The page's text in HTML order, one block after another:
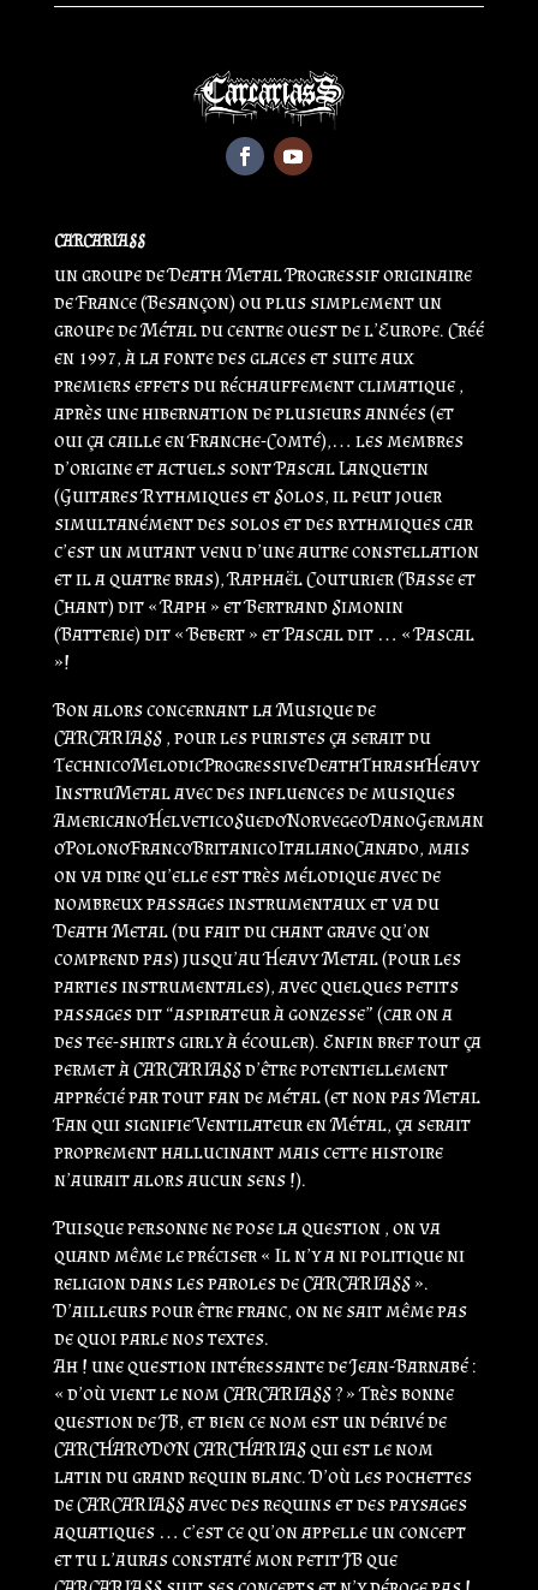
CARCARIASS
un groupe de Death Metal Progressif originaire
de France (Besançon) ou plus simplement un
groupe de Métal du centre ouest de l’Europe. Créé
en 1997, à la fonte des glaces et suite aux
premiers effets du réchauffement climatique ,
après une hibernation de plusieurs années (et
oui ça caille en Franche-Comté),… les membres
d’origine et actuels sont Pascal Lanquetin
(Guitares Rythmiques et Solos, il peut jouer
simultanément des solos et des rythmiques car
c’est un mutant venu d’une autre constellation
et il a quatre bras), Raphaël Couturier (Basse et
Chant) dit « Raph » et Bertrand Simonin
(Batterie) dit « Bebert » et Pascal dit … « Pascal
»!
Bon alors concernant la Musique de
CARCARIASS , pour les puristes ça serait du
TechnicoMelodicProgressiveDeathThrashHeavy
InstruMetal avec des influences de musiques
AmericanoHelveticoSuedoNorvegeoDanoGerman
oPolonoFrancoBritanicoItalianoCanado, mais
on va dire qu’elle est très mélodique avec de
nombreux passages instrumentaux et va du
Death Metal (du fait du chant grave qu’on
comprend pas) jusqu’au Heavy Metal (pour les
parties instrumentales), avec quelques petits
passages dit “aspirateur à gonzesse” (car on a
des tee-shirts girly à écouler). Enfin bref tout ça
permet à CARCARIASS d’être potentiellement
apprécié par tout fan de métal (et non pas Metal
Fan qui signifie Ventilateur en Métal, ça serait
proprement hallucinant mais cette histoire
n’aurait alors aucun sens !).
Puisque personne ne pose la question , on va
quand même le préciser « Il n’y a ni politique ni
religion dans les paroles de CARCARIASS ».
D’ailleurs pour être franc, on ne sait même pas
de quoi parle nos textes.
Ah ! une question intéressante de Jean-Barnabé :
« d’où vient le nom CARCARIASS ? » Très bonne
question de JB, et bien ce nom est un dérivé de
CARCHARODON CARCHARIAS qui est le nom
latin du grand requin blanc. D’où les pochettes
de CARCARIASS avec des requins et des paysages
aquatiques … c’est ce qu’on appelle un concept
et tu l’auras constaté mon petit JB que